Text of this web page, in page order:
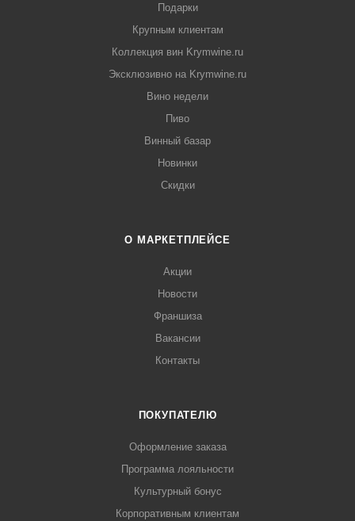
Подарки
Крупным клиентам
Коллекция вин Krymwine.ru
Эксклюзивно на Krymwine.ru
Вино недели
Пиво
Винный базар
Новинки
Скидки
О МАРКЕТПЛЕЙСЕ
Акции
Новости
Франшиза
Вакансии
Контакты
ПОКУПАТЕЛЮ
Оформление заказа
Программа лояльности
Культурный бонус
Корпоративным клиентам